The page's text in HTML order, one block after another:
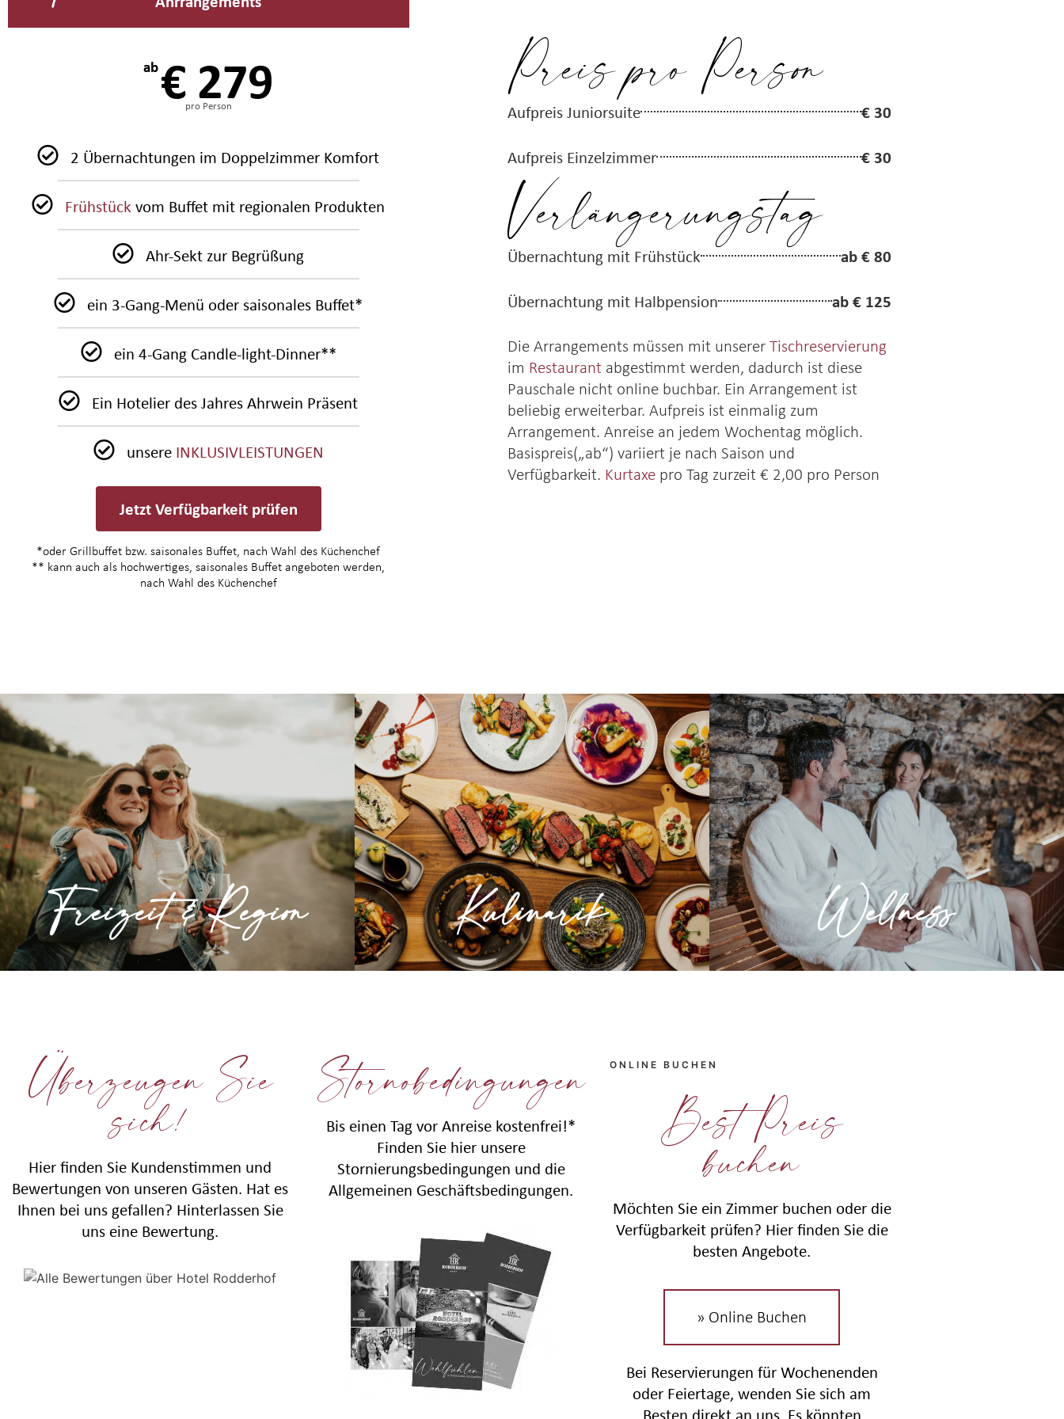
ab€ 279
pro Person
2 Übernachtungen im Doppelzimmer Komfort
Frühstück vom Buffet mit regionalen Produkten
Ahr-Sekt zur Begrüßung
ein 3-Gang-Menü oder saisonales Buffet*
ein 4-Gang Candle-light-Dinner**​
Ein Hotelier des Jahres Ahrwein Präsent
unsere INKLUSIVLEISTUNGEN
Jetzt Verfügbarkeit prüfen
*oder Grillbuffet bzw. saisonales Buffet, nach Wahl des Küchenchef
** kann auch als hochwertiges, saisonales Buffet angeboten werden,
nach Wahl des Küchenchef
Preis pro Person
Aufpreis Juniorsuite € 30
Aufpreis Einzelzimmer € 30
Verlängerungstag
Übernachtung mit Frühstück ab € 80
Übernachtung mit Halbpension ab € 125
Die Arrangements müssen mit unsererTischreservierung
im Restaurantabgestimmt werden, dadurch ist diese
Pauschale nicht online buchbar. Ein Arrangement ist
beliebig erweiterbar. Aufpreis ist einmalig zum
Arrangement. Anreise an jedem Wochentag möglich.
Basispreis(„ab“) variiert je nach Saison und
Verfügbarkeit. Kurtaxepro Tag zurzeit € 2,00 pro Person
Freizeit & Region
Freizeit & Region
Wunderschöne Landschaften und vielfältige
Freizeitangebote machen das Ahrtal zum
idealen Ausflugsziel.
» Mehr erfahren Kulinarik
Kulinarik
Geselliges Miteinander, interessante
Gespräche und dazu eine gute Küche – das
ist unsere Kulinarik im RODDERHOF,
» Mehr erfahren Wellness
Wellness
Entspannung für Körper und Seele. Lassen
Sie sich in unserem Wellness- und
Saunabereich verwöhnen.
» Mehr erfahren
Überzeugen Sie
sich!
Hier finden Sie Kundenstimmen und
Bewertungen von unseren Gästen. Hat es
Ihnen bei uns gefallen? Hinterlassen Sie
uns eine Bewertung.
Stornobedingungen
Bis einen Tag vor Anreise kostenfrei!*
Finden Sie hier unsere
Stornierungsbedingungen und die
Allgemeinen Geschäftsbedingungen.
ONLINE BUCHEN
Best Preis
buchen
Möchten Sie ein Zimmer buchen oder die
Verfügbarkeit prüfen? Hier finden Sie die
besten Angebote.
» Online Buchen
Bei Reservierungen für Wochenenden
oder Feiertage, wenden Sie sich am
Besten direkt an uns. Es könnten